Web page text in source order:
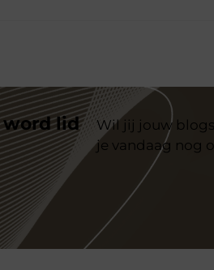
word lid
Wil jij jouw
je vandaag nog